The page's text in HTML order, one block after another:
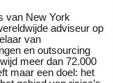
van New York
adviseur op
van
en outsourcing
meer dan 72.000
maar een doel: het